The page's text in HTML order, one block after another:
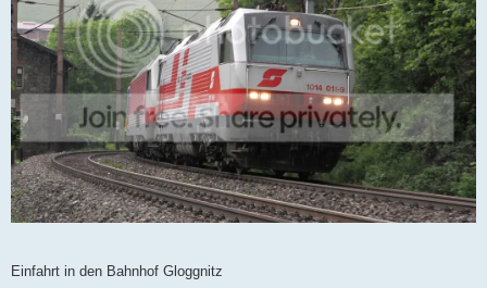
Einfahrt in den Bahnhof Gloggnitz